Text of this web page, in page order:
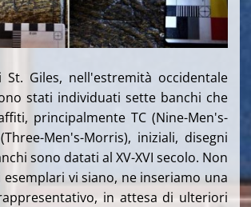
St. Giles, nell'estremità occidentale
stati individuati sette banchi che
principalmente TC (Nine-Men's-
Men's-Morris), iniziali, disegni
sono datati al XV-XVI secolo. Non
vi siano, ne inseriamo una
in attesa di ulteriori